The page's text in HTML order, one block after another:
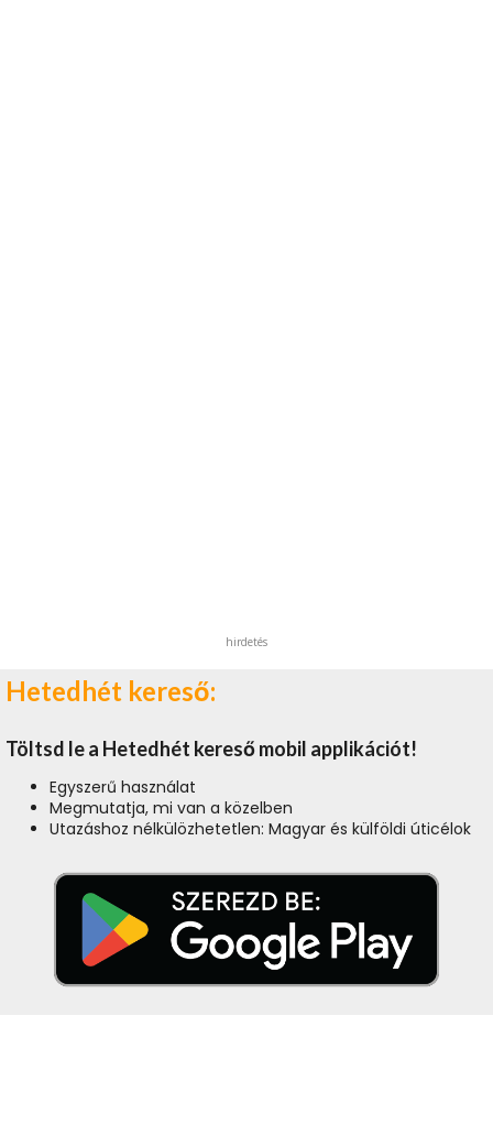
hirdetés
Hetedhét kereső:
Töltsd le a Hetedhét kereső mobil applikációt!
Egyszerű használat
Megmutatja, mi van a közelben
Utazáshoz nélkülözhetetlen: Magyar és külföldi úticélok